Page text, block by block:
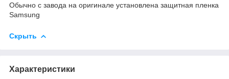
Обычно с завода на оригинале установлена защитная пленка
Samsung
Скрыть
Характеристики